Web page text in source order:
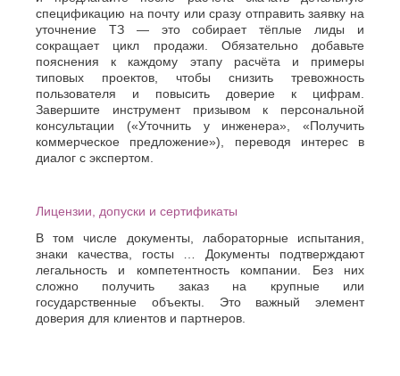
спецификацию на почту или сразу отправить заявку на
уточнение ТЗ — это собирает тёплые лиды и
сокращает цикл продажи. Обязательно добавьте
пояснения к каждому этапу расчёта и примеры
типовых проектов, чтобы снизить тревожность
пользователя и повысить доверие к цифрам.
Завершите инструмент призывом к персональной
консультации («Уточнить у инженера», «Получить
коммерческое предложение»), переводя интерес в
диалог с экспертом.
Лицензии, допуски и сертификаты
В том числе документы, лабораторные испытания,
знаки качества, госты … Документы подтверждают
легальность и компетентность компании. Без них
сложно получить заказ на крупные или
государственные объекты. Это важный элемент
доверия для клиентов и партнеров.